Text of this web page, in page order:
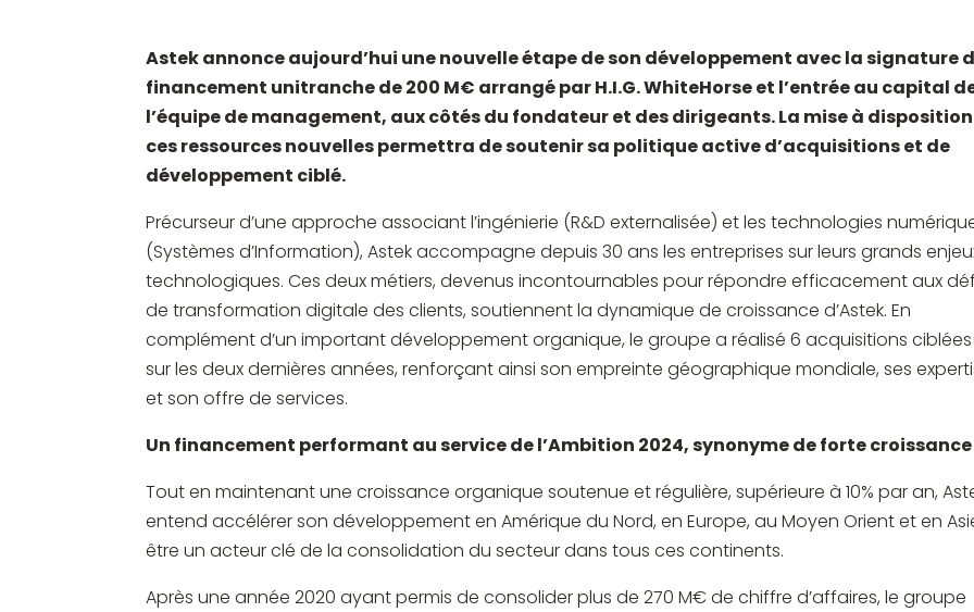
Astek annonce aujourd’hui une nouvelle étape de son développement avec la signature
financement unitranche de 200 M€ arrangé par H.I.G. WhiteHorse et l’entrée au capital
l’équipe de management, aux côtés du fondateur et des dirigeants. La mise à
ces ressources nouvelles permettra de soutenir sa politique active d’acquisitions et de
développement ciblé.
Précurseur d’une approche associant l’ingénierie (R&D externalisée) et les technologies
(Systèmes d’Information), Astek accompagne depuis 30 ans les entreprises sur leurs grands
technologiques. Ces deux métiers, devenus incontournables pour répondre efficacement aux
de transformation digitale des clients, soutiennent la dynamique de croissance d’Astek. En
complément d’un important développement organique, le groupe a réalisé 6 acquisitions
sur les deux dernières années, renforçant ainsi son empreinte géographique mondiale, ses
et son offre de services.
Un financement performant au service de l’Ambition 2024, synonyme de forte croissance
Tout en maintenant une croissance organique soutenue et régulière, supérieure à 10% par an,
entend accélérer son développement en Amérique du Nord, en Europe, au Moyen Orient et en
être un acteur clé de la consolidation du secteur dans tous ces continents.
Après une année 2020 ayant permis de consolider plus de 270 M€ de chiffre d’affaires, le groupe